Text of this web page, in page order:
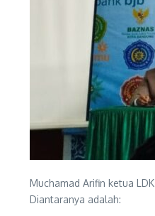
Muchamad Arifin ketua
Diantaranya adalah: